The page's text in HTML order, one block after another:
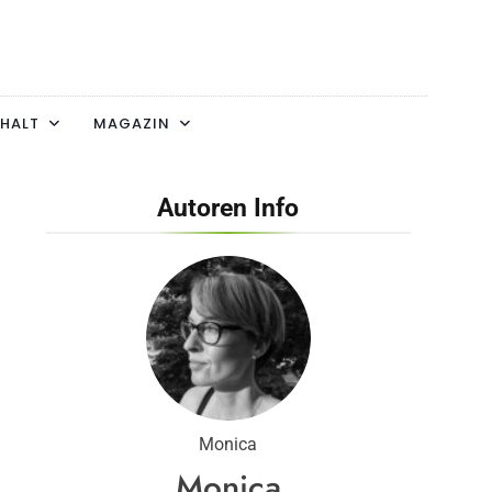
MAGAZIN
Autoren Info
Monica